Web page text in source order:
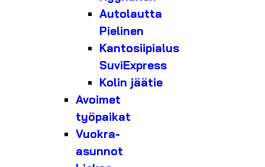
Autolautta
Pielinen
Kantosiipialus
SuviExpress
Kolin jäätie
Avoimet
työpaikat
Vuokra-
asunnot